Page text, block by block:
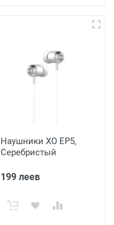
Наушники XO EP5,
Серебристый
199 леев